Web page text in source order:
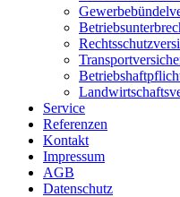
Service
Referenzen
Kontakt
Impressum
AGB
Datenschutz